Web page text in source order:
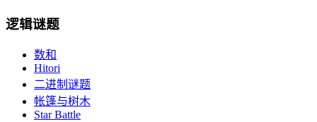
逻辑谜题
数和
Hitori
二进制谜题
帐篷与树木
Star Battle